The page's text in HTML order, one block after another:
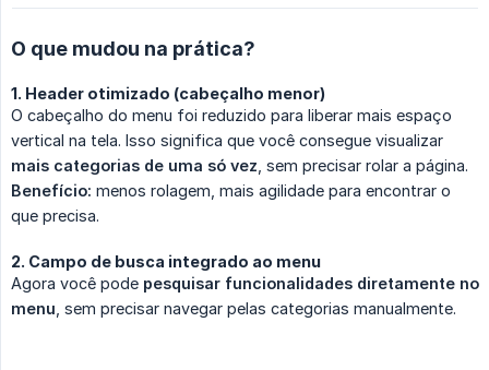
O que mudou na prática?
1. Header otimizado (cabeçalho menor)
O cabeçalho do menu foi reduzido para liberar mais espaço
vertical na tela. Isso significa que você consegue visualizar
mais categorias de uma só vez , sem precisar rolar a página.
Benefício: menos rolagem, mais agilidade para encontrar o
que precisa.
2. Campo de busca integrado ao menu
Agora você pode pesquisar funcionalidades diretamente no
menu , sem precisar navegar pelas categorias manualmente.